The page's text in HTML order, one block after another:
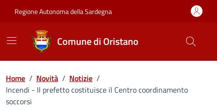
Regione Autonoma della Sardegna
Comune di Oristano
Home / Novità / Notizie /
Incendi - Il prefetto costituisce il Centro coordinamento
soccorsi